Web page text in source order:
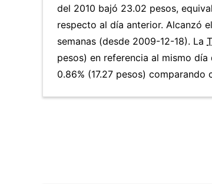
del 2010 bajó 23.02 pesos,
respecto al día anterior. Alcanzó
semanas (desde 2009-12-18). La
pesos) en referencia al mismo
0.86% (17.27 pesos)